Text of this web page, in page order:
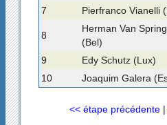
7
Pierfranco Vianelli
8
Herman Van
(Bel)
9 Edy Schutz (Lux)
10
Joaquim Galera
<< étape précédente|